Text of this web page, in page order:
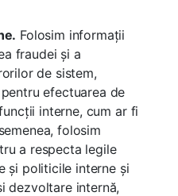
Folosim informații
fraudei și a
de sistem,
efectuarea de
interne, cum ar fi
folosim
a respecta legile
și politicile interne și
dezvoltare internă,